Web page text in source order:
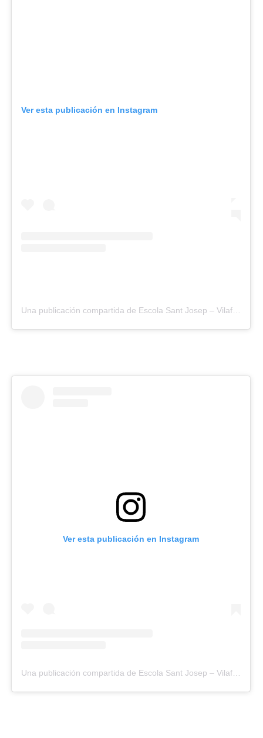
Ver esta publicación en Instagram
Ver esta publicación en Instagram